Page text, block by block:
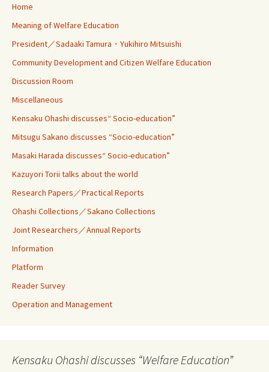
Home
Meaning of Welfare Education
President／Sadaaki Tamura・Yukihiro Mitsuishi
Community Development and Citizen Welfare Education
Discussion Room
Miscellaneous
Kensaku Ohashi discusses“ Socio-education”
Mitsugu Sakano discusses “Socio-education”
Masaki Harada discusses“ Socio-education”
Kazuyori Torii talks about the world
Research Papers／Practical Reports
Ohashi Collections／Sakano Collections
Joint Researchers／Annual Reports
Information
Platform
Reader Survey
Operation and Management
Kensaku Ohashi discusses “Welfare Education”